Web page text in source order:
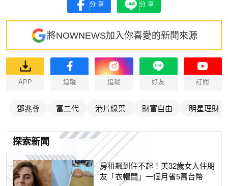
分享 分享
將NOWNEWS加入你喜愛的新聞來源
APP 追蹤 追蹤 好友 訂閱
鄧兆尊 富二代 港片綠葉 財富自由 明星理財
探索新聞
房租飆到住不起！美32歲女入住朋
友「衣帽間」一個月省5萬台幣